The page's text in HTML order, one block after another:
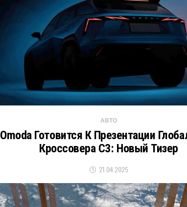
АВТО
Omoda Готовится К Презентации
Кроссовера C3: Новый Тизер
21.04.2025